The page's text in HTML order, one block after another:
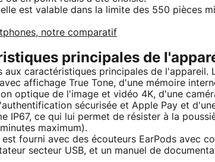
est valable dans la limite des 550 pièces
notre comparatif
principales de
aux caractéristiques principales de l'appareil.
affichage True Tone, d'une mémoire
optique de l'image et vidéo 4K, d'une
sécurisée et Apple Pay et
IP67, ce qui lui permet de résister à la
maximum).
est fourni avec des écouteurs EarPods avec
secteur USB, et un manuel de